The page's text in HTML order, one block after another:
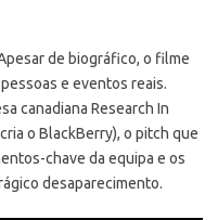
de biográfico, o filme
e eventos reais.
canadiana Research In
o BlackBerry), o pitch que
chave da equipa e os
desaparecimento.